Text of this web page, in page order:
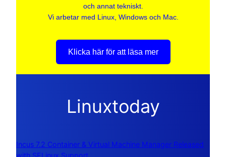
och annat tekniskt.
Vi arbetar med Linux, Windows och Mac.
Klicka här för att läsa mer
Linuxtoday
Incus 7.2 Container & Virtual Machine Manager Released